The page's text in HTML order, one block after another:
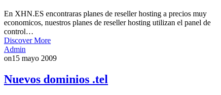
En XHN.ES encontraras planes de reseller hosting a precios muy
economicos, nuestros planes de reseller hosting utilizan el panel de
control…
Discover More
Admin
on15 mayo 2009
Nuevos dominios .tel